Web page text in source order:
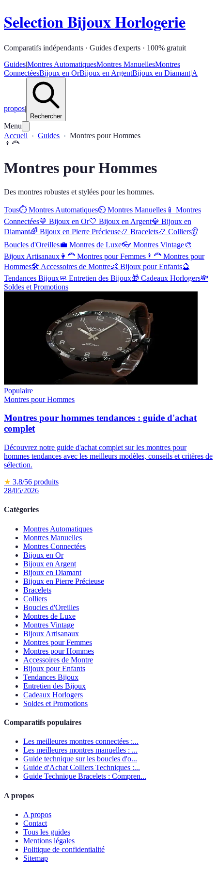
Selection Bijoux Horlogerie
Comparatifs indépendants · Guides d'experts · 100% gratuit
Guides|Montres AutomatiquesMontres ManuellesMontres
ConnectéesBijoux en OrBijoux en ArgentBijoux en Diamant|A
propos|
Rechercher
Menu
Accueil
Guides
Montres pour Hommes
👨‍🦰
Montres pour Hommes
Des montres robustes et stylées pour les hommes.
Tous⏱️ Montres Automatiques⏲️ Montres Manuelles 📱 Montres
Connectées💛 Bijoux en Or🤍 Bijoux en Argent💎 Bijoux en
Diamant🌈 Bijoux en Pierre Précieuse📿 Bracelets📿 Colliers👂
Boucles d'Oreilles💼 Montres de Luxe👓 Montres Vintage🎨
Bijoux Artisanaux 👩‍🦰 Montres pour Femmes 👨‍🦰 Montres pour
Hommes🛠️ Accessoires de Montre👶 Bijoux pour Enfants🔮
Tendances Bijoux🧼 Entretien des Bijoux🎁 Cadeaux Horlogers💸
Soldes et Promotions
Populaire
Montres pour Hommes
Montres pour hommes tendances : guide d'achat
complet
Découvrez notre guide d'achat complet sur les montres pour
hommes tendances avec les meilleurs modèles, conseils et critères de
sélection.
★ 3.8/56 produits
28/05/2026
Catégories
Montres Automatiques
Montres Manuelles
Montres Connectées
Bijoux en Or
Bijoux en Argent
Bijoux en Diamant
Bijoux en Pierre Précieuse
Bracelets
Colliers
Boucles d'Oreilles
Montres de Luxe
Montres Vintage
Bijoux Artisanaux
Montres pour Femmes
Montres pour Hommes
Accessoires de Montre
Bijoux pour Enfants
Tendances Bijoux
Entretien des Bijoux
Cadeaux Horlogers
Soldes et Promotions
Comparatifs populaires
Les meilleures montres connectées :...
Les meilleures montres manuelles : ...
Guide technique sur les boucles d'o...
Guide d'Achat Colliers Techniques :...
Guide Technique Bracelets : Compren...
A propos
A propos
Contact
Tous les guides
Mentions légales
Politique de confidentialité
Sitemap